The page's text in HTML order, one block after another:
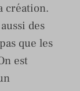
création.
des
que les
est